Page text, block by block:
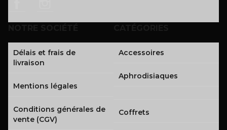
Délais et frais de
livraison
Mentions légales
Conditions générales de
vente (CGV)
Accessoires
Aphrodisiaques
Coffrets